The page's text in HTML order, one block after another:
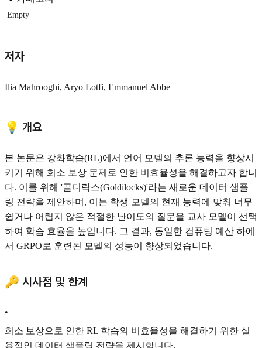
Empty
저자
Ilia Mahrooghi, Aryo Lotfi, Emmanuel Abbe
💡 개요
본 논문은 강화학습(RL)에서 언어 모델의 추론 능력을 향상시
키기 위해 희소 보상 문제로 인한 비효율성을 해결하고자 합니
다. 이를 위해 '골디락스(Goldilocks)'라는 새로운 데이터 샘플
링 전략을 제안하며, 이는 학생 모델의 현재 능력에 맞춰 너무
쉽거나 어렵지 않은 적절한 난이도의 질문을 교사 모델이 선택
하여 학습 효율을 높입니다. 그 결과, 동일한 컴퓨팅 예산 하에
서 GRPO로 훈련된 모델의 성능이 향상되었습니다.
🔑 시사점 및 한계
•
희소 보상으로 인한 RL 학습의 비효율성을 해결하기 위한 실
용적인 데이터 샘플링 전략을 제시합니다.